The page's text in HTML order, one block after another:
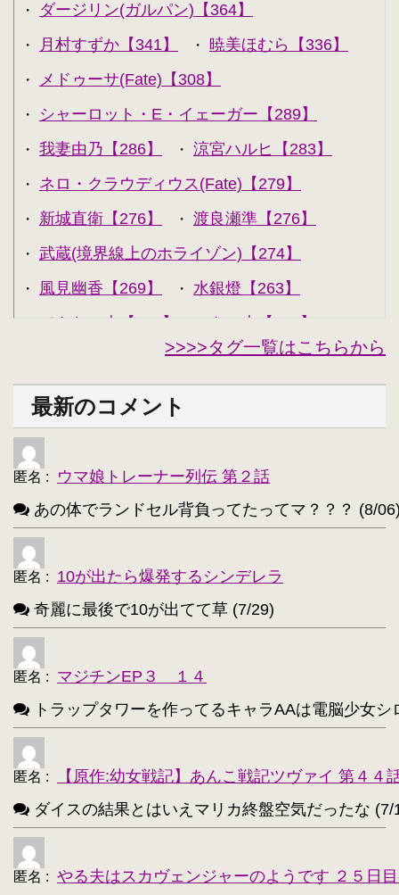
・ ダージリン(ガルパン)【364】
・ 月村すずか【341】 ・ 暁美ほむら【336】
・ メドゥーサ(Fate)【308】
・ シャーロット・E・イェーガー【289】
・ 我妻由乃【286】 ・ 涼宮ハルヒ【283】
・ ネロ・クラウディウス(Fate)【279】
・ 新城直衛【276】 ・ 渡良瀬準【276】
・ 武蔵(境界線上のホライゾン)【274】
・ 風見幽香【269】 ・ 水銀燈【263】
できない夫【262】 キル夫【260】
セシリア・オルコット【240】
西住みほ【237】
・ ミーナ・ディートリンデ・ヴィルケ【223】
・ ニャル子【218】
アルトリア・ペンドラゴン(Fate)【214】
・ ユウキ(SAO)【214】 ・ 古明地こいし【210】
・ アクア(このすば)【208】 キョン【205】
・ レミリア・スカーレット(東方project)【203】
・ アイリスフィール・フォン・アインツベルン【
・ 高町なのは【202】 ・
・ 響(艦これ)【197】 ・ 夜神月【196】
・ アティ(サモンナイト)【194】
・ 西住まほ【189】
・ サーニャ・V・リトヴャク【188】
・
・ 不知火(艦これ)【186】
>>>>タグ一覧はこちらから
最新のコメント
匿名 :
ウマ娘トレーナー列伝 第２話
あの体でランドセル背負ってたってマ？？？ (8/
匿名 :
10が出たら爆発するシンデレラ
奇麗に最後で10が出てて草 (7/29)
匿名 :
マジチンEP３ １４
トラップタワーを作ってるキャラAAは電脳少女シ
匿名 :
【原作:幼女戦記】あんこ戦記ツヴァイ 第４４
ダイスの結果とはいえマリカ終盤空気だったな (7/
匿名 : やる夫はスカヴェンジャーのようです ２５日